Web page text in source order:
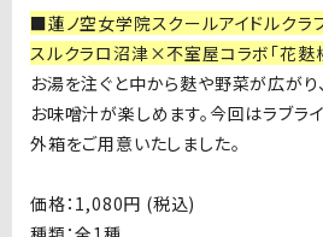
■蓮ノ空女学院スクールアイドルクラ
スルクラロ沼津×不室屋コラボ「花麩
お湯を注ぐと中から麩や野菜が広がり
お味噌汁が楽しめます。今回はラブラ
外箱をご用意いたしました。
価格： 1,080円 (税込)